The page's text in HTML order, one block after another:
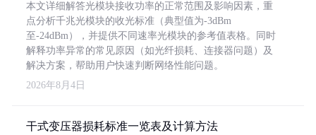
本文详细解答光模块接收功率的正常范围及影响因素，重
点分析千兆光模块的收光标准（典型值为-3dBm
至-24dBm），并提供不同速率光模块的参考值表格。同时
解释功率异常的常见原因（如光纤损耗、连接器问题）及
解决方案，帮助用户快速判断网络性能问题。
2026年8月4日
干式变压器损耗标准一览表及计算方法